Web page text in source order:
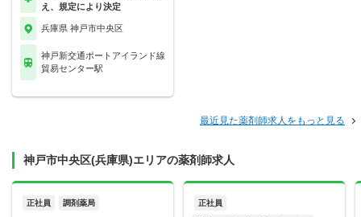
え、規定により決定
兵庫県 神戸市中央区
神戸新交通ポートアイランド線
貿易センター駅
最近見た薬剤師求人をもっと見る
神戸市中央区(兵庫県)エリアの薬剤師求人
正社員 調剤薬局 正社員